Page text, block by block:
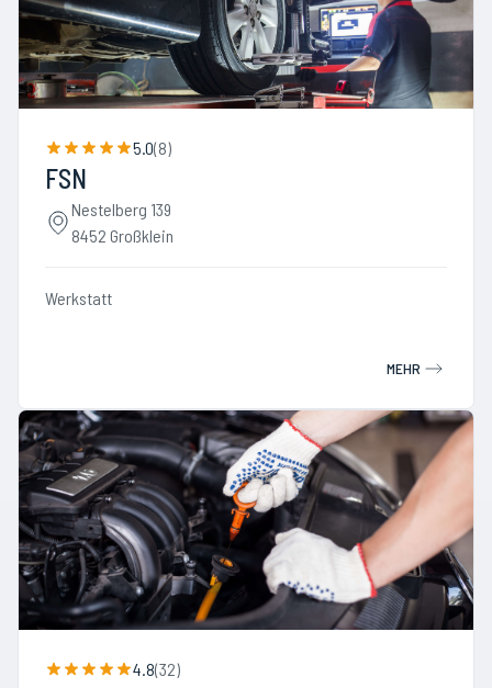
5.0(8)
FSN
Nestelberg 139
8452 Großklein
Werkstatt
MEHR
4.8(32)